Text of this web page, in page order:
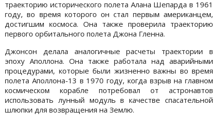
траекторию исторического полета Алана Шепарда в 1961
году, во время которого он стал первым американцем,
достигшим космоса. Она также проверила траекторию
первого орбитального полета Джона Гленна.
Джонсон делала аналогичные расчеты траектории в
эпоху Аполлона. Она также работала над аварийными
процедурами, которые были жизненно важны во время
полета Аполлона-13 в 1970 году, когда взрыв на главном
космическом корабле потребовал от астронавтов
использовать лунный модуль в качестве спасательной
шлюпки для возвращения на Землю.